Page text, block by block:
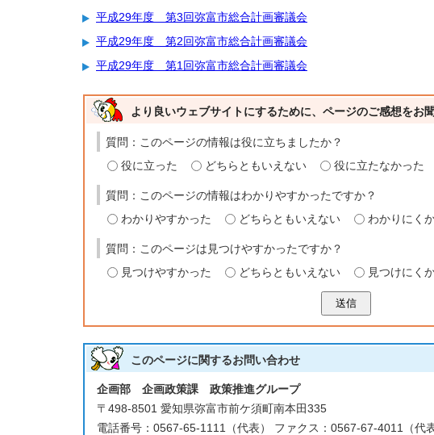
平成29年度 第3回弥富市総合計画審議会
平成29年度 第2回弥富市総合計画審議会
平成29年度 第1回弥富市総合計画審議会
より良いウェブサイトにするために、ページのご感想をお
質問：このページの情報は役に立ちましたか？
役に立った
どちらともいえない 役に立たなかった
質問：このページの情報はわかりやすかったですか？
わかりやすかった
どちらともいえない わかりにく
質問：このページは見つけやすかったですか？
見つけやすかった
どちらともいえない 見つけにく
送信
このページに関するお問い合わせ
企画部 企画政策課 政策推進グループ
〒498-8501 愛知県弥富市前ケ須町南本田335
電話番号：0567-65-1111（代表） ファクス：0567-67-4011（代表